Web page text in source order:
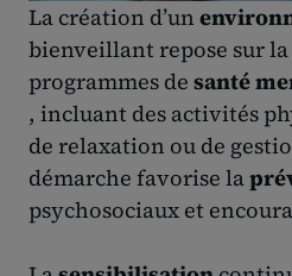
La création d’un
bienveillant repose sur la
programmes de santé
, incluant des activités
de relaxation ou de
démarche favorise la
psychosociaux et